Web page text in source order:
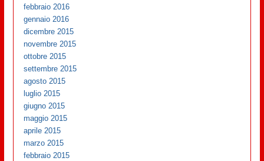
febbraio 2016
gennaio 2016
dicembre 2015
novembre 2015
ottobre 2015
settembre 2015
agosto 2015
luglio 2015
giugno 2015
maggio 2015
aprile 2015
marzo 2015
febbraio 2015